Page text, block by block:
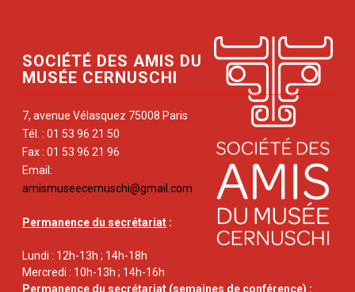
SOCIÉTÉ DES AMIS DU
MUSÉE CERNUSCHI
7, avenue Vélasquez 75008 Paris
Tél. : 01 53 96 21 50
Fax : 01 53 96 21 96
Email:
amismuseecernuschi@gmail.com
Permanence du secrétariat :
Lundi : 12h-13h ; 14h-18h
Mercredi : 10h-13h ; 14h-16h
Permanence du secrétariat (semaines de conférence) :